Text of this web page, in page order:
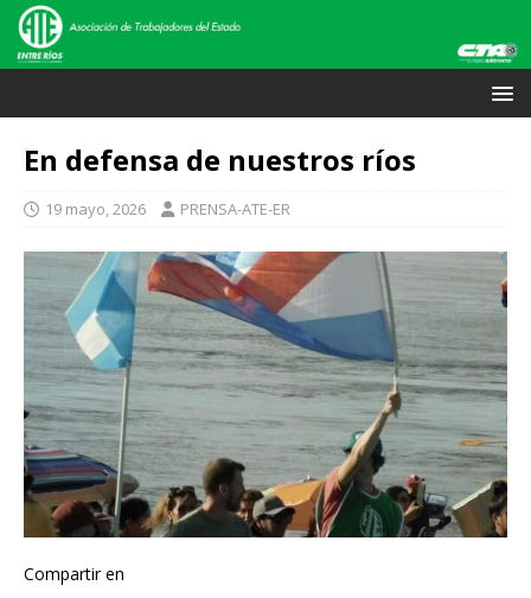
En defensa de nuestros ríos
19 mayo, 2026 PRENSA-ATE-ER
Compartir en